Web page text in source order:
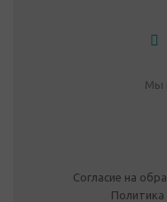
Мы
Согласие на